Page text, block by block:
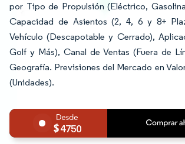
por Tipo de Propulsión (Eléctrico,
Capacidad de Asientos (2, 4, 6 y 8+
Vehículo (Descapotable y Cerrado),
Golf y Más), Canal de Ventas (Fuera de
Geografía. Previsiones del Mercado en
(Unidades).
4750